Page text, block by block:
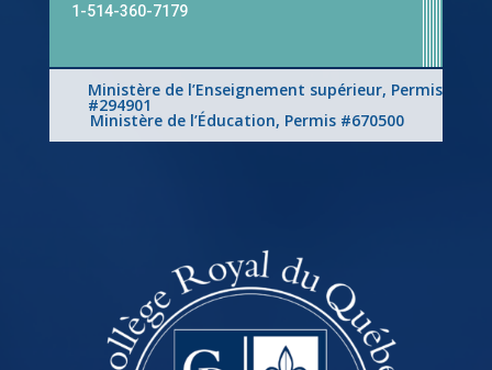
1-514-360-7179
Ministère de l’Enseignement supérieur, Permis
#294901
Ministère de l’Éducation, Permis #670500